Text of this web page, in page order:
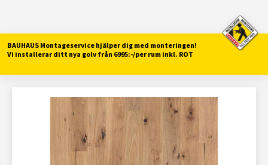
BAUHAUS Montageservice hjälper dig med monteringen!
Vi installerar ditt nya golv från 6995:-/per rum inkl. ROT